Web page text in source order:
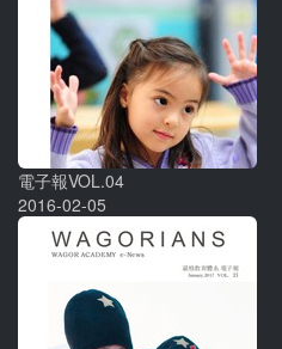
電子報VOL.04
2016-02-05